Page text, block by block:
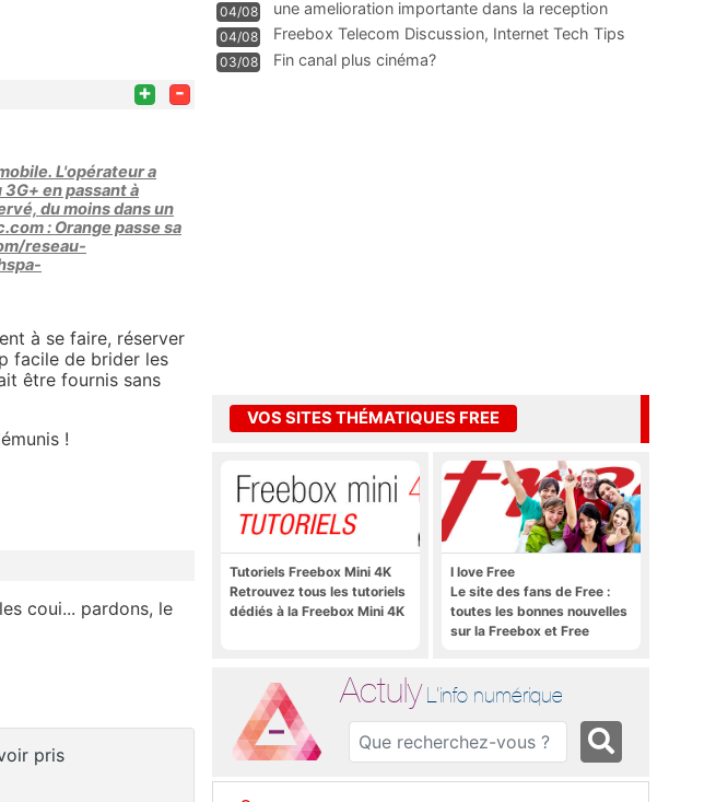
+ -
L'opérateur a
en passant à
du moins dans un
: Orange passe sa
reseau-
à se faire, réserver
facile de brider les
être fournis sans
!
coui... pardons, le
pris
04/08
une amelioration importante dans la reception
WIFI
04/08
Freebox Telecom Discussion, Internet Tech Tips
Communi
03/08 Fin canal plus cinéma?
VOS SITES THÉMATIQUES FREE
Tutoriels Freebox Mini 4K
Retrouvez tous les tutoriels
dédiés à la Freebox Mini 4K
I love Free
Le site des fans de Free :
toutes les bonnes nouvelles
sur la Freebox et Free
Actuly L'info numérique